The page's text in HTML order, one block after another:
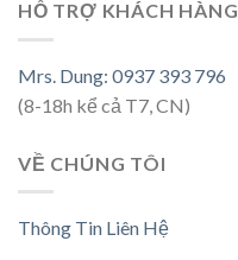
HỖ TRỢ KHÁCH HÀNG
Mrs. Dung: 0937 393 796
(8-18h kể cả T7, CN)
VỀ CHÚNG TÔI
Thông Tin Liên Hệ